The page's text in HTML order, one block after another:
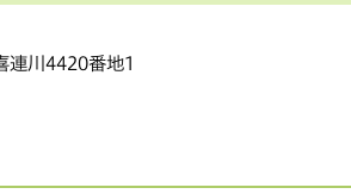
連川4420番地1